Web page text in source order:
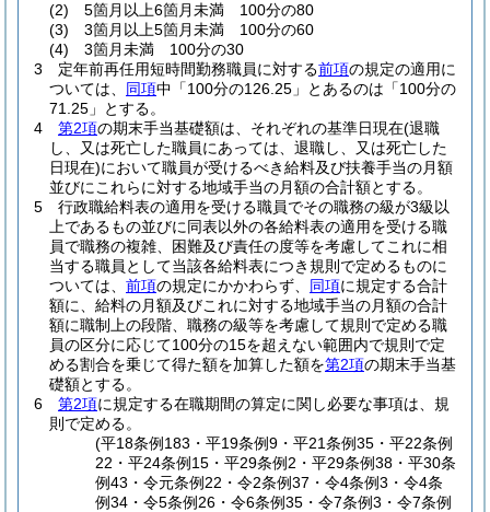
(2)
5箇月以上6箇月未満 100分の80
(3)
3箇月以上5箇月未満 100分の60
(4)
3箇月未満 100分の30
3
定年前再任用短時間勤務職員に対する前項の規定の適用に
ついては、 同項中「100分の126.25」とあるのは「100分の
71.25」とする。
4
第2項の期末手当基礎額は、それぞれの基準日現在(退職
し、又は死亡した職員にあっては、退職し、又は死亡した
日現在)において職員が受けるべき給料及び扶養手当の月額
並びにこれらに対する地域手当の月額の合計額とする。
5
行政職給料表の適用を受ける職員でその職務の級が3級以
上であるもの並びに同表以外の各給料表の適用を受ける職
員で職務の複雑、困難及び責任の度等を考慮してこれに相
当する職員として当該各給料表につき規則で定めるものに
ついては、 前項の規定にかかわらず、 同項に規定する合計
額に、給料の月額及びこれに対する地域手当の月額の合計
額に職制上の段階、職務の級等を考慮して規則で定める職
員の区分に応じて100分の15を超えない範囲内で規則で定
める割合を乗じて得た額を加算した額を第2項の期末手当基
礎額とする。
6
第2項に規定する在職期間の算定に関し必要な事項は、規
則で定める。
(平18条例183・平19条例9・平21条例35・平22条例
22・平24条例15・平29条例2・平29条例38・平30条
例43・令元条例22・令2条例37・令4条例3・令4条
例34・令5条例26・令6条例35・令7条例3・令7条例